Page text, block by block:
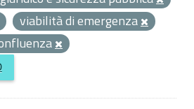
viabilità di emergenza